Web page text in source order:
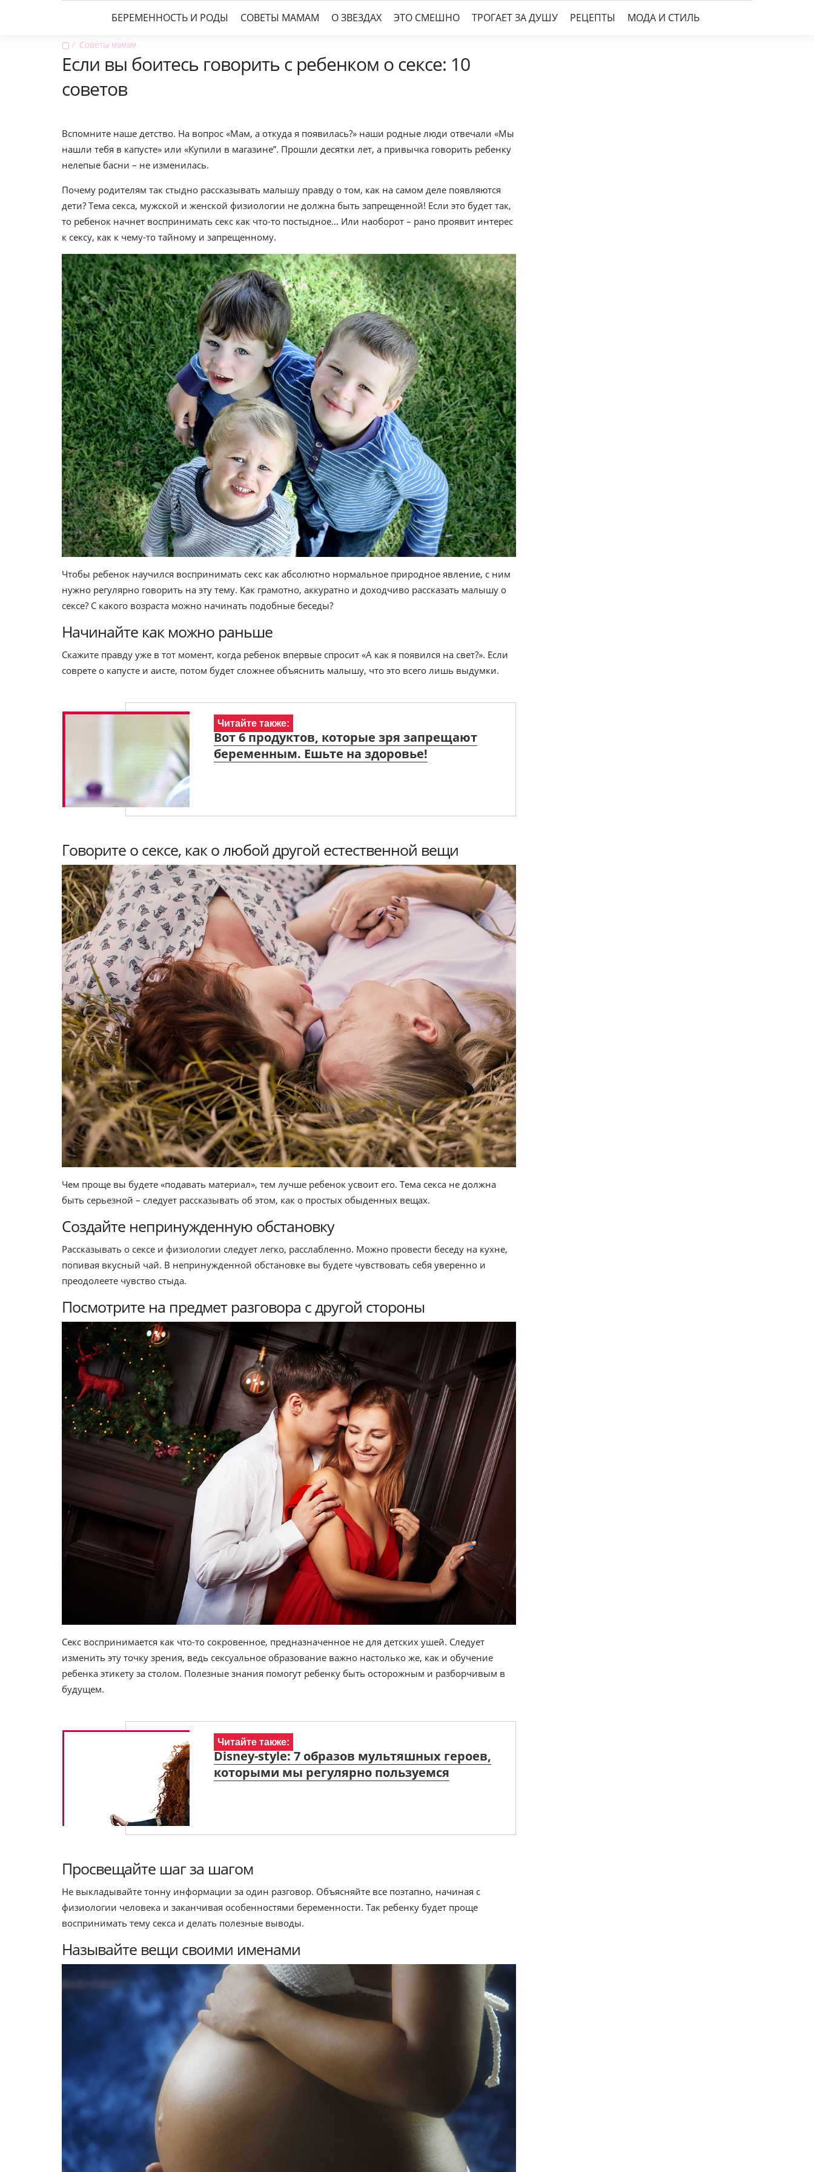
БЕРЕМЕННОСТЬ И РОДЫ СОВЕТЫ МАМАМ О ЗВЕЗДАХ ЭТО СМЕШНО ТРОГАЕТ ЗА ДУШУ РЕЦЕПТЫ МОДА И СТИЛЬ
▢ Советы мамам
Если вы боитесь говорить с ребенком о сексе: 10
советов
Вспомните наше детство. На вопрос «Мам, а откуда я появилась?» наши родные люди отвечали «Мы
нашли тебя в капусте» или «Купили в магазине”. Прошли десятки лет, а привычка говорить ребенку
нелепые басни – не изменилась.
Почему родителям так стыдно рассказывать малышу правду о том, как на самом деле появляются
дети? Тема секса, мужской и женской физиологии не должна быть запрещенной! Если это будет так,
то ребенок начнет воспринимать секс как что-то постыдное… Или наоборот – рано проявит интерес
к сексу, как к чему-то тайному и запрещенному.
Чтобы ребенок научился воспринимать секс как абсолютно нормальное природное явление, с ним
нужно регулярно говорить на эту тему. Как грамотно, аккуратно и доходчиво рассказать малышу о
сексе? С какого возраста можно начинать подобные беседы?
Начинайте как можно раньше
Скажите правду уже в тот момент, когда ребенок впервые спросит «А как я появился на свет?». Если
соврете о капусте и аисте, потом будет сложнее объяснить малышу, что это всего лишь выдумки.
Читайте также:
Вот 6 продуктов, которые зря запрещают
беременным. Ешьте на здоровье!
Говорите о сексе, как о любой другой естественной вещи
Чем проще вы будете «подавать материал», тем лучше ребенок усвоит его. Тема секса не должна
быть серьезной – следует рассказывать об этом, как о простых обыденных вещах.
Создайте непринужденную обстановку
Рассказывать о сексе и физиологии следует легко, расслабленно. Можно провести беседу на кухне,
попивая вкусный чай. В непринужденной обстановке вы будете чувствовать себя уверенно и
преодолеете чувство стыда.
Посмотрите на предмет разговора с другой стороны
Секс воспринимается как что-то сокровенное, предназначенное не для детских ушей. Следует
изменить эту точку зрения, ведь сексуальное образование важно настолько же, как и обучение
ребенка этикету за столом. Полезные знания помогут ребенку быть осторожным и разборчивым в
будущем.
Читайте также:
Disney-style: 7 образов мультяшных героев,
которыми мы регулярно пользуемся
Просвещайте шаг за шагом
Не выкладывайте тонну информации за один разговор. Объясняйте все поэтапно, начиная с
физиологии человека и заканчивая особенностями беременности. Так ребенку будет проще
воспринимать тему секса и делать полезные выводы.
Называйте вещи своими именами